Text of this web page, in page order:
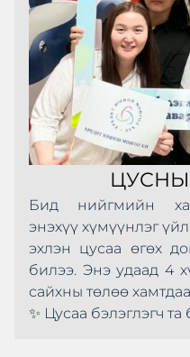
Бид нийгмийн
энэхүү хүмүүнлэг
эхлэн цусаа өгөх
билээ. Энэ удаад 4
сайхны төлөө
✨ Цусаа бэлэглэгч та